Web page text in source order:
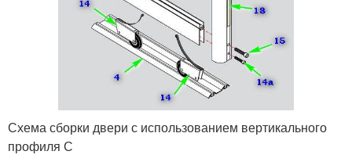
Схема сборки двери с использованием вертикального
профиля С